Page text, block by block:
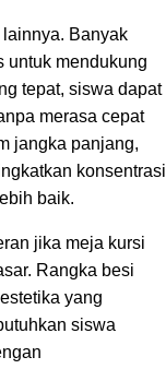
Banyak
untuk mendukung
tepat, siswa dapat
merasa cepat
jangka panjang,
konsentrasi
baik.
jika meja kursi
Rangka besi
yang
siswa